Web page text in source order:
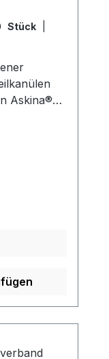
uns und
Stück
Askina®